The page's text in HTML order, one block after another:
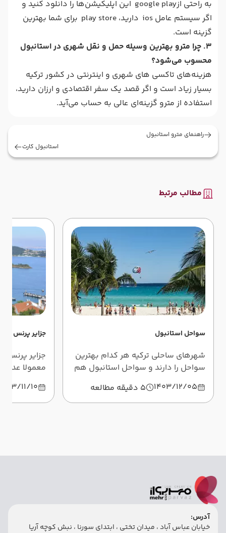
به راحتی ازgoogle play این اپلیکیشن‌ها را دانلود کنید و
اگر سیستم عامل ios دارید، play store برای شما بهترین
گزینه است.
3. چرا مترو بهترین وسیله حمل و نقل شهری در استانبول
محسوب می‌شود؟
هزینه‌های تاکسی های شهری و اینترنتی در کشور ترکیه
بسیار زیاد است و اگر قصد یک سفر اقتصادی و ارزان دارید،
استفاده از مترو گزینه‌ای عالی به حساب می‌آید.
راهنمای مترو استانبول
استانبول کارت
مطالب مرتبط
سواحل استانبول
شهرهای ساحلی ترکیه هر کدام بهترین
سواحل را دارند و سواحل استانبول هم
سواحل استانبول را بیشتر می‌شناسید.
1403/12/05 5 دقیقه مطالعه
جزایر پرنس
جزایر پرنس
معمولا عده
از این
11/10
آدرس:
خیابان عباس آباد ، میدان تختی ، ابتدای سورنا ، نبش کوچه آریا